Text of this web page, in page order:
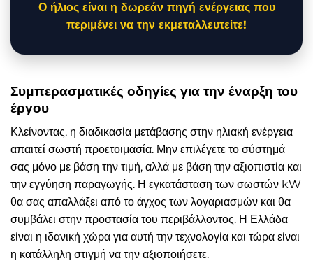
Ο ήλιος είναι η δωρεάν πηγή ενέργειας που
περιμένει να την εκμεταλλευτείτε!
Συμπερασματικές οδηγίες για την έναρξη του
έργου
Κλείνοντας, η διαδικασία μετάβασης στην ηλιακή ενέργεια
απαιτεί σωστή προετοιμασία. Μην επιλέγετε το σύστημά
σας μόνο με βάση την τιμή, αλλά με βάση την αξιοπιστία και
την εγγύηση παραγωγής. Η εγκατάσταση των σωστών kW
θα σας απαλλάξει από το άγχος των λογαριασμών και θα
συμβάλει στην προστασία του περιβάλλοντος. Η Ελλάδα
είναι η ιδανική χώρα για αυτή την τεχνολογία και τώρα είναι
η κατάλληλη στιγμή να την αξιοποιήσετε.